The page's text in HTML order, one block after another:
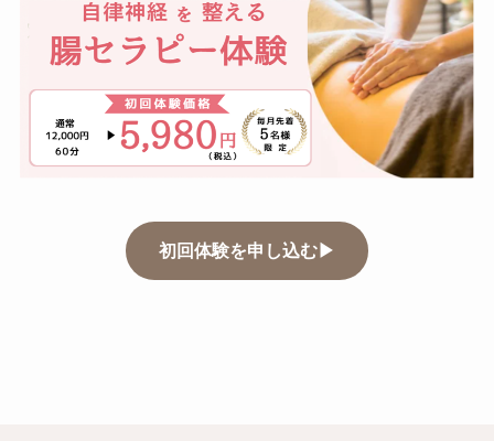
初回体験を申し込む▶